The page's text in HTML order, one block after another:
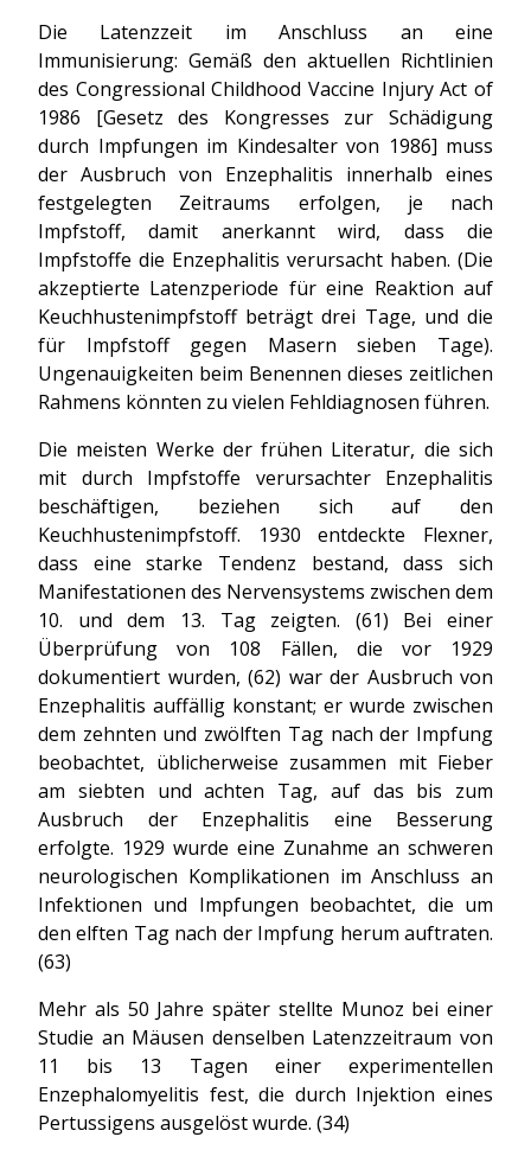
Die Latenzzeit im Anschluss an eine
Immunisierung: Gemäß den aktuellen Richtlinien
des Congressional Childhood Vaccine Injury Act of
1986 [Gesetz des Kongresses zur Schädigung
durch Impfungen im Kindesalter von 1986] muss
der Ausbruch von Enzephalitis innerhalb eines
festgelegten Zeitraums erfolgen, je nach
Impfstoff, damit anerkannt wird, dass die
Impfstoffe die Enzephalitis verursacht haben. (Die
akzeptierte Latenzperiode für eine Reaktion auf
Keuchhustenimpfstoff beträgt drei Tage, und die
für Impfstoff gegen Masern sieben Tage).
Ungenauigkeiten beim Benennen dieses zeitlichen
Rahmens könnten zu vielen Fehldiagnosen führen.
Die meisten Werke der frühen Literatur, die sich
mit durch Impfstoffe verursachter Enzephalitis
beschäftigen, beziehen sich auf den
Keuchhustenimpfstoff. 1930 entdeckte Flexner,
dass eine starke Tendenz bestand, dass sich
Manifestationen des Nervensystems zwischen dem
10. und dem 13. Tag zeigten. (61) Bei einer
Überprüfung von 108 Fällen, die vor 1929
dokumentiert wurden, (62) war der Ausbruch von
Enzephalitis auffällig konstant; er wurde zwischen
dem zehnten und zwölften Tag nach der Impfung
beobachtet, üblicherweise zusammen mit Fieber
am siebten und achten Tag, auf das bis zum
Ausbruch der Enzephalitis eine Besserung
erfolgte. 1929 wurde eine Zunahme an schweren
neurologischen Komplikationen im Anschluss an
Infektionen und Impfungen beobachtet, die um
den elften Tag nach der Impfung herum auftraten.
(63)
Mehr als 50 Jahre später stellte Munoz bei einer
Studie an Mäusen denselben Latenzzeitraum von
11 bis 13 Tagen einer experimentellen
Enzephalomyelitis fest, die durch Injektion eines
Pertussigens ausgelöst wurde. (34)